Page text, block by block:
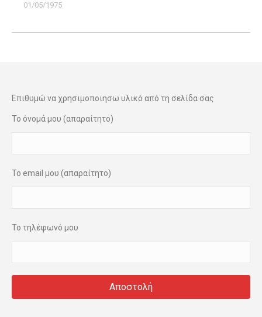
01/05/1975
Επιθυμώ να χρησιμοποιησω υλικό από τη σελίδα σας
Το όνομά μου (απαραίτητο)
Το email μου (απαραίτητο)
Το τηλέφωνό μου